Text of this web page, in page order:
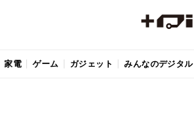
家電 ゲーム ガジェット みんなのデジタル